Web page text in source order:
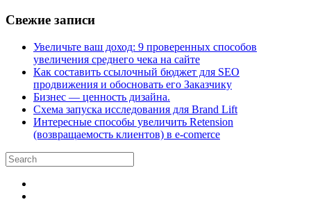
Свежие записи
Увеличьте ваш доход: 9 проверенных способов
увеличения среднего чека на сайте
Как составить ссылочный бюджет для SEO
продвижения и обосновать его Заказчику
Бизнес — ценность дизайна.
Схема запуска исследования для Brand Lift
Интересные способы увеличить Retension
(возвращаемость клиентов) в e-comerce